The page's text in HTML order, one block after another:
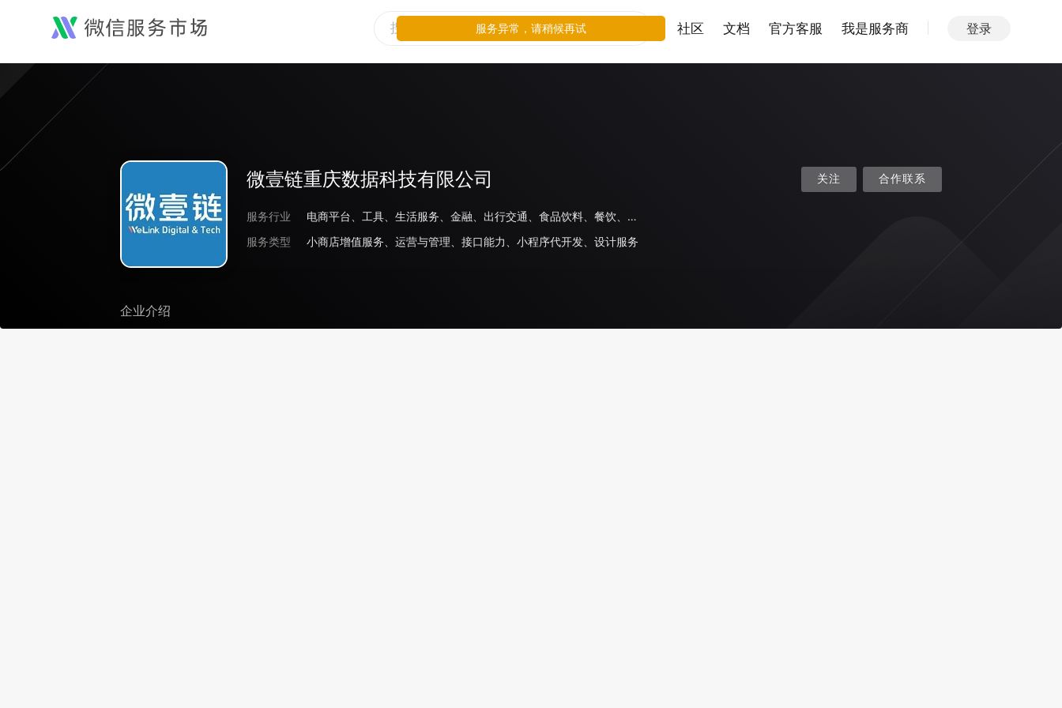
社区 文档 官方客服 我是服务商 登录
微壹链重庆数据科技有限公司
服务行业
电商平台、工具、生活服务、金融、出行交通、食品饮料、餐饮、线下零售、家电数码、母婴玩具、旅游住宿、家居、日化、奢侈品/配饰、美妆、鞋服运动、商场百货、教育、汽车、企业官网、其他
服务类型
小商店增值服务、运营与管理、接口能力、小程序代开发、设计服务
关注 合作联系
企业介绍
服务异常，请稍候再试